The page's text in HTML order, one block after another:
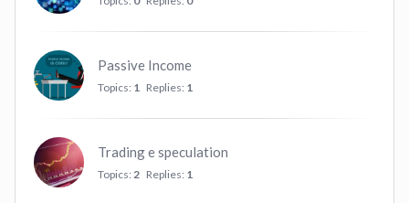
Passive Income
Topics: 1 Replies: 1
Trading e speculation
Topics: 2 Replies: 1